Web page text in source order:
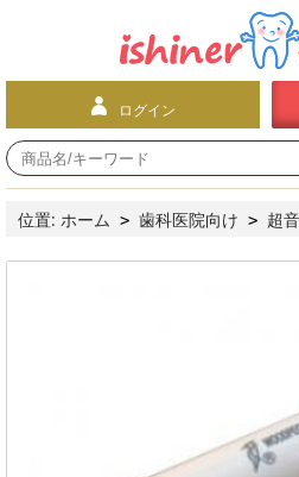
ログイン
位置: ホーム > 歯科医院向け > 超